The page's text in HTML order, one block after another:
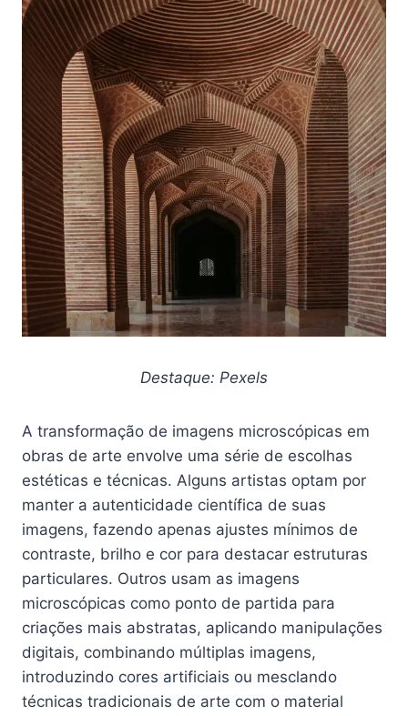
Destaque: Pexels
A transformação de imagens microscópicas em
obras de arte envolve uma série de escolhas
estéticas e técnicas. Alguns artistas optam por
manter a autenticidade científica de suas
imagens, fazendo apenas ajustes mínimos de
contraste, brilho e cor para destacar estruturas
particulares. Outros usam as imagens
microscópicas como ponto de partida para
criações mais abstratas, aplicando manipulações
digitais, combinando múltiplas imagens,
introduzindo cores artificiais ou mesclando
técnicas tradicionais de arte com o material